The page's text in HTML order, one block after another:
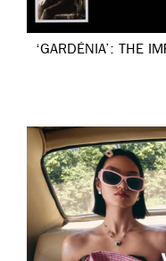
‘GARDÉNIA’: THE